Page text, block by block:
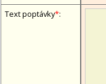
Text poptávky*: